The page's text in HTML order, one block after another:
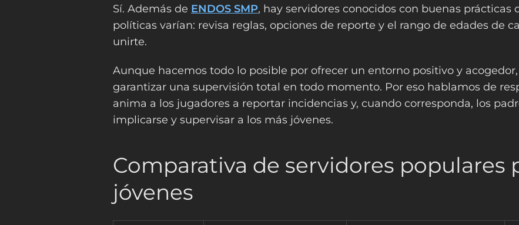
Sí. Además de ENDOS SMP, hay servidores conocidos con buenas prácticas
políticas varían: revisa reglas, opciones de reporte y el rango de edades de
unirte.
Aunque hacemos todo lo posible por ofrecer un entorno positivo y
garantizar una supervisión total en todo momento. Por eso hablamos de
anima a los jugadores a reportar incidencias y, cuando corresponda, los
implicarse y supervisar a los más jóvenes.
Comparativa de servidores populares
jóvenes